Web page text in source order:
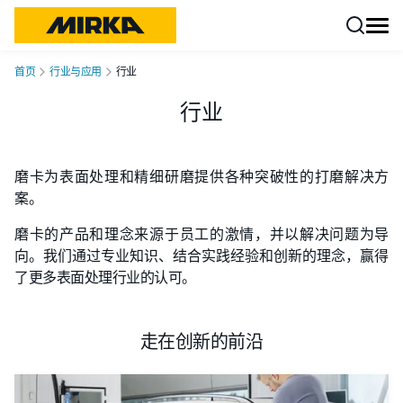
首页 行业与应用 行业
行业
磨卡为表面处理和精细研磨提供各种突破性的打磨解决方
案。
磨卡的产品和理念来源于员工的激情，并以解决问题为导
向。我们通过专业知识、结合实践经验和创新的理念，赢得
了更多表面处理行业的认可。
走在创新的前沿